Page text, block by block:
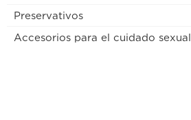
Preservativos
Accesorios para el cuidado sexual
1